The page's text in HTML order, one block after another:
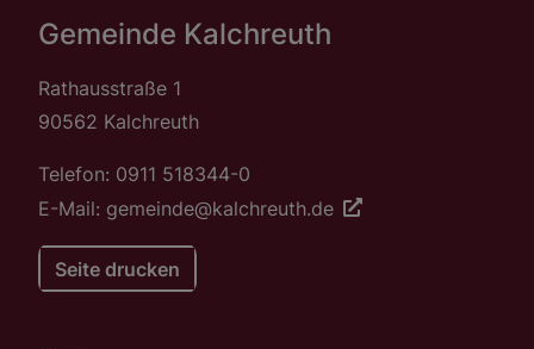
Gemeinde Kalchreuth
Rathausstraße 1
90562 Kalchreuth
Telefon: 0911 518344-0
E-Mail: gemeinde@kalchreuth.de
Seite drucken